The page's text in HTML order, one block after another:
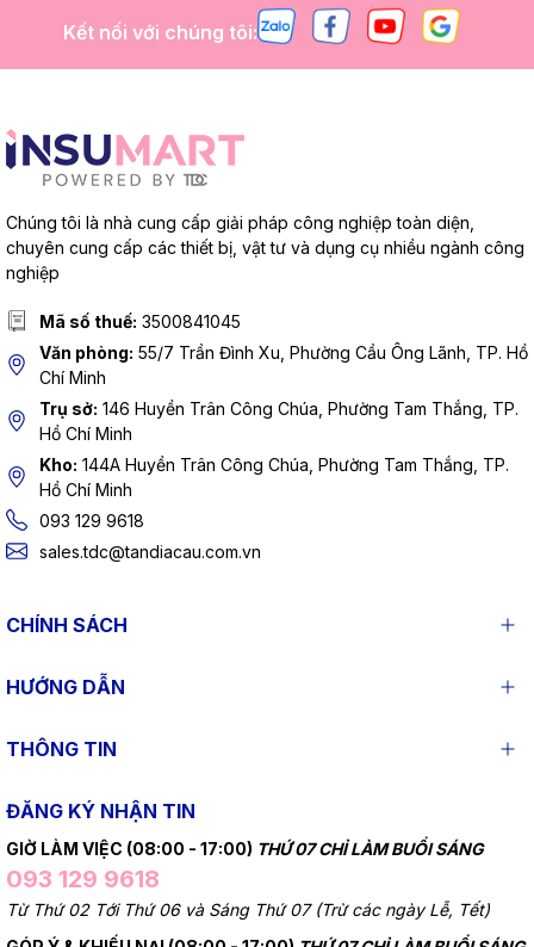
Kết nối với chúng tôi:
Chúng tôi là nhà cung cấp giải pháp công nghiệp toàn diện,
chuyên cung cấp các thiết bị, vật tư và dụng cụ nhiều ngành công
nghiệp
Mã số thuế: 3500841045
Văn phòng: 55/7 Trần Đình Xu, Phường Cầu Ông Lãnh, TP. Hồ
Chí Minh
Trụ sở: 146 Huyền Trân Công Chúa, Phường Tam Thắng, TP.
Hồ Chí Minh
Kho: 144A Huyền Trân Công Chúa, Phường Tam Thắng, TP.
Hồ Chí Minh
093 129 9618
sales.tdc@tandiacau.com.vn
CHÍNH SÁCH
HƯỚNG DẪN
THÔNG TIN
ĐĂNG KÝ NHẬN TIN
GIỜ LÀM VIỆC (08:00 - 17:00) THỨ 07 CHỈ LÀM BUỔI SÁNG
093 129 9618
Từ Thứ 02 Tới Thứ 06 và Sáng Thứ 07 (Trừ các ngày Lễ, Tết)